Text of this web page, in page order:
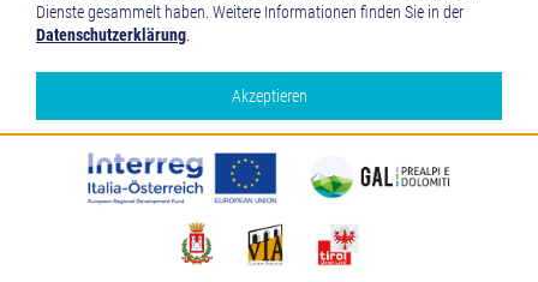
Google Analytics
Alle akzeptieren
Speichern und schließen
Dienste gesammelt haben. Weitere Informationen finden Sie in der
Datenschutzerklärung
Einstellungen bearbeiten...
Ablehnen
Akzeptieren